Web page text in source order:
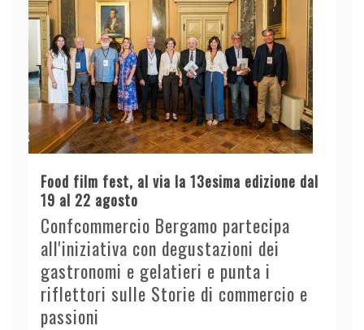
Food film fest, al via la 13esima edizione dal
19 al 22 agosto
Confcommercio Bergamo partecipa
all'iniziativa con degustazioni dei
gastronomi e gelatieri e punta i
riflettori sulle Storie di commercio e
passioni